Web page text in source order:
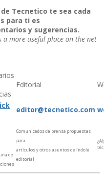
Tecnetico te sea cada
para ti es
y sugerencias.
a more useful place on the net
Editorial
editor@tecnetico.com
de
Comunicados de prensa propuestas
para
artí­culos y otros asuntos de í­ndole
editorial